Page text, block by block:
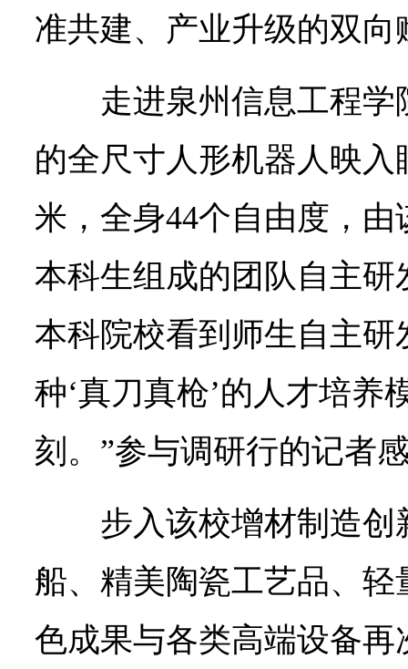
准共建、产业升级的双向
走进泉州信息工程
的全尺寸人形机器人映入
米，全身44个自由度，由
本科生组成的团队自主研
本科院校看到师生自主
种‘真刀真枪’的人才培养
刻。”参与调研行的记者
步入该校增材制造创
船、精美陶瓷工艺品、
色成果与各类高端设备再